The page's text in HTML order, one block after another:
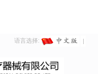
语言选择: